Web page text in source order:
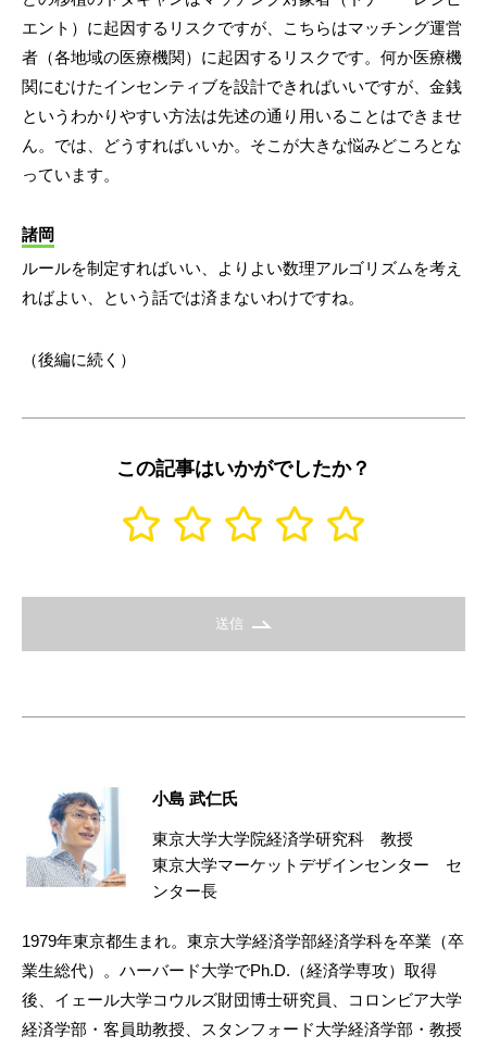
エント）に起因するリスクですが、こちらはマッチング運営
者（各地域の医療機関）に起因するリスクです。何か医療機
関にむけたインセンティブを設計できればいいですが、金銭
というわかりやすい方法は先述の通り用いることはできませ
ん。では、どうすればいいか。そこが大きな悩みどころとな
っています。
諸岡
ルールを制定すればいい、よりよい数理アルゴリズムを考え
ればよい、という話では済まないわけですね。
（後編に続く）
この記事はいかがでしたか？
送信
小島 武仁氏
東京大学大学院経済学研究科 教授
東京大学マーケットデザインセンター セ
ンター長
1979年東京都生まれ。東京大学経済学部経済学科を卒業（卒
業生総代）。ハーバード大学でPh.D.（経済学専攻）取得
後、イェール大学コウルズ財団博士研究員、コロンビア大学
経済学部・客員助教授、スタンフォード大学経済学部・教授